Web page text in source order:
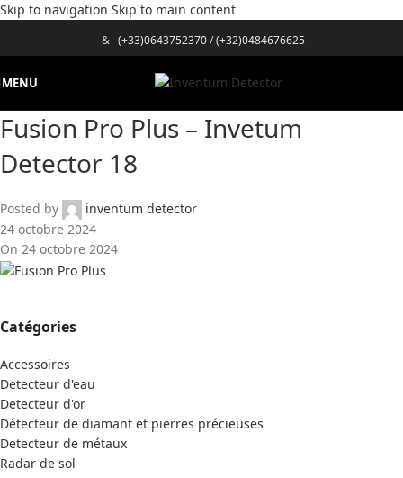
Skip to navigation Skip to main content
& (+33)0643752370/(+32)0484676625
MENU
Fusion Pro Plus – Invetum
Detector 18
Posted by
inventum detector
24 octobre 2024
On 24 octobre 2024
Catégories
Accessoires
Detecteur d'eau
Detecteur d'or
Détecteur de diamant et pierres précieuses
Detecteur de métaux
Radar de sol